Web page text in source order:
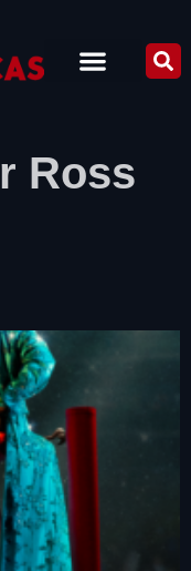
Ross